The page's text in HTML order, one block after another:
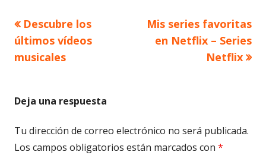
Navegación
de
Artículo
anterior
Descubre los
últimos vídeos
musicales
Artículo
siguiente
Mis series favoritas
en Netflix – Series
Netflix
Deja una respuesta
Tu dirección de correo electrónico no será publicada.
Los campos obligatorios están marcados con *